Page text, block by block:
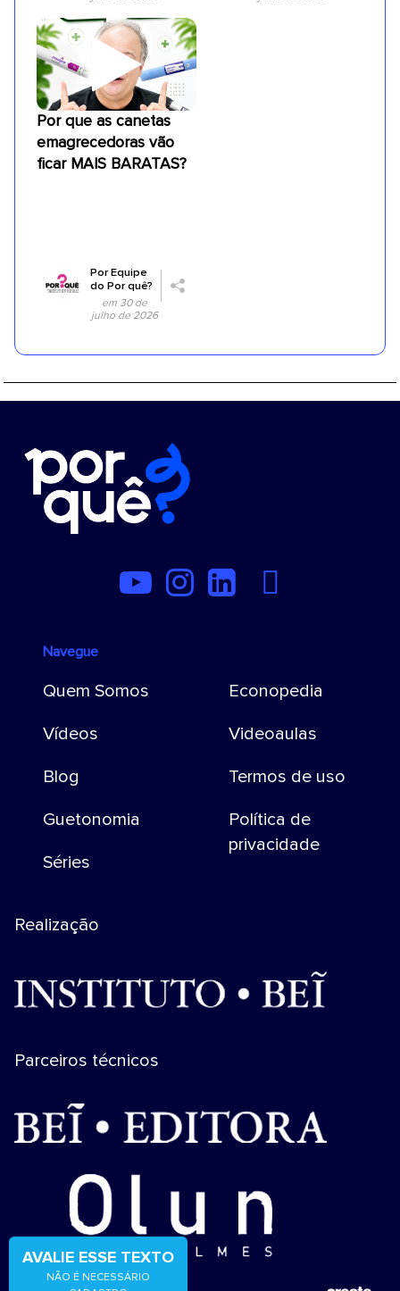
Por que as canetas
emagrecedoras vão
ficar MAIS BARATAS?
PorEquipe
do Por quê?
em 30 de
julho de 2026
AVALIE ESSE TEXTO
NÃO É NECESSÁRIO
Navegue
Quem Somos
Vídeos
Blog
Guetonomia
Séries
Econopedia
Videoaulas
Termos de uso
Política de
privacidade
Realização
Parceiros técnicos